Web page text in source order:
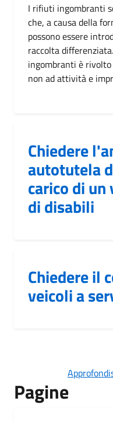
I rifiuti ingombranti
che, a causa della
possono essere
raccolta
ingombranti è
non ad attività e
Chiedere
autotutela
carico di
di disabili
Chiedere il
veicoli a
Pagine